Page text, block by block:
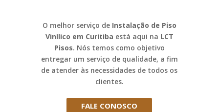
O melhor serviço de Instalação de Piso
Vinílico em Curitiba está aqui na LCT
Pisos. Nós temos como objetivo
entregar um serviço de qualidade, a fim
de atender às necessidades de todos os
clientes.
FALE CONOSCO